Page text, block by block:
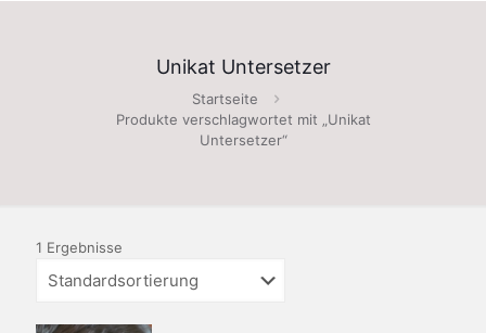
Unikat Untersetzer
Startseite
Produkte verschlagwortet mit „Unikat
Untersetzer“
1 Ergebnisse